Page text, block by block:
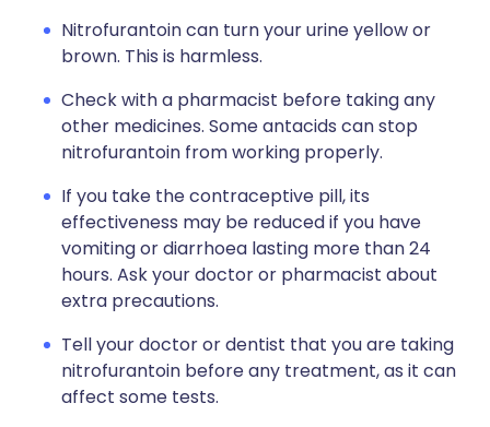
Nitrofurantoin can turn your urine yellow or
brown. This is harmless.
Check with a pharmacist before taking any
other medicines. Some antacids can stop
nitrofurantoin from working properly.
If you take the contraceptive pill, its
effectiveness may be reduced if you have
vomiting or diarrhoea lasting more than 24
hours. Ask your doctor or pharmacist about
extra precautions.
Tell your doctor or dentist that you are taking
nitrofurantoin before any treatment, as it can
affect some tests.